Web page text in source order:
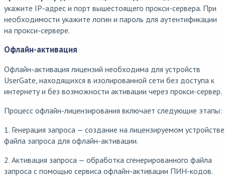
укажите IP-адрес и порт вышестоящего прокси-сервера. При
необходимости укажите логин и пароль для аутентификации
на прокси-сервере.
Офлайн-активация
Офлайн-активация лицензий необходима для устройств
UserGate, находящихся в изолированной сети без доступа к
интернету и без возможности активации через прокси-сервер.
Процесс офлайн-лицензирования включает следующие этапы:
1. Генерация запроса — создание на лицензируемом устройстве
файла запроса для офлайн-активации.
2. Активация запроса — обработка сгенерированного файла
запроса с помощью сервиса офлайн-активации ПИН-кодов.